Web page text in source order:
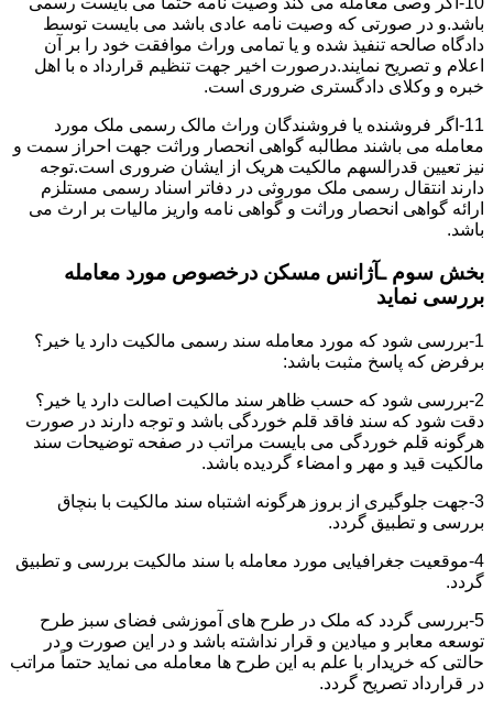
باشد.و در صورتی که وصیت نامه عادی باشد می بایست توسط
دادگاه صالحه تنفیذ شده و یا تمامی وراث موافقت خود را بر آن
اعلام و تصریح نمایند.درصورت اخیر جهت تنظیم قرارداد ه با اهل
خبره و وکلای دادگستری ضروری است.
11-اگر فروشنده یا فروشندگان وراث مالک رسمی ملک مورد
معامله می باشند مطالبه گواهی انحصار وراثت جهت احراز سمت و
نیز تعیین قدرالسهم مالکیت هریک از ایشان ضروری است.توجه
دارند انتقال رسمی ملک موروثی در دفاتر اسناد رسمی مستلزم
ارائه گواهی انحصار وراثت و گواهی نامه واریز مالیات بر ارث می
باشد.
بخش سوم ـآژانس مسکن درخصوص مورد معامله
بررسی نماید
1-بررسی شود که مورد معامله سند رسمی مالکیت دارد یا خیر؟
برفرض که پاسخ مثبت باشد:
2-بررسی شود که حسب ظاهر سند مالکیت اصالت دارد یا خیر؟
دقت شود که سند فاقد قلم خوردگی باشد و توجه دارند در صورت
هرگونه قلم خوردگی می بایست مراتب در صفحه توضیحات سند
مالکیت قید و مهر و امضاء گردیده باشد.
3-جهت جلوگیری از بروز هرگونه اشتباه سند مالکیت با بنچاق
بررسی و تطبیق گردد.
4-موقعیت جغرافیایی مورد معامله با سند مالکیت بررسی و تطبیق
گردد.
5-بررسی گردد که ملک در طرح های آموزشی فضای سبز طرح
توسعه معابر و میادین و قرار نداشته باشد و در این صورت و در
حالتی که خریدار با علم به این طرح ها معامله می نماید حتماً مراتب
در قرارداد تصریح گردد.